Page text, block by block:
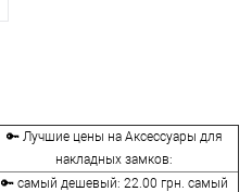
🔑 Лучшие цены на Аксессуары для
накладных замков:
🔑 самый дешевый: 22.00 грн. самый